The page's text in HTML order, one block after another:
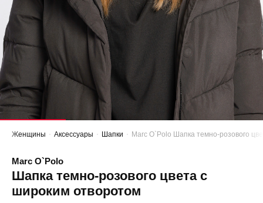
Женщины Аксессуары Шапки Marc O`Polo Шапка темно-розового
Marc O`Polo
Шапка темно-розового цвета с
широким отворотом